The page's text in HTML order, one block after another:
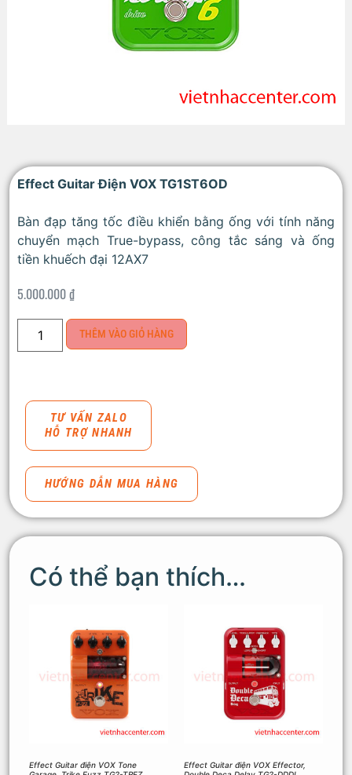
Effect Guitar Điện VOX TG1ST6OD
Bàn đạp tăng tốc điều khiển bằng ống với tính năng
chuyển mạch True-bypass, công tắc sáng và ống
tiền khuếch đại 12AX7
5.000.000₫
THÊM VÀO GIỎ HÀNG
TƯ VẤN ZALO
HỖ TRỢ NHANH
HƯỚNG DẪN MUA HÀNG
Có thể bạn thích…
Effect Guitar điện VOX Tone
Effect Guitar điện VOX Effector,